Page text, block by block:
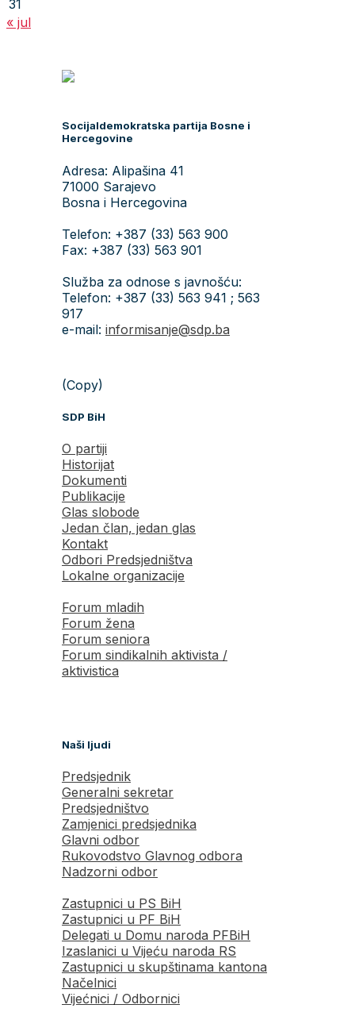
31
« jul
Socijaldemokratska partija Bosne i
Hercegovine
Adresa: Alipašina 41
71000 Sarajevo
Bosna i Hercegovina
Telefon: +387 (33) 563 900
Fax: +387 (33) 563 901
Služba za odnose s javnošću:
Telefon: +387 (33) 563 941 ; 563
917
e-mail: informisanje@sdp.ba
(Copy)
SDP BiH
O partiji
Historijat
Dokumenti
Publikacije
Glas slobode
Jedan član, jedan glas
Kontakt
Odbori Predsjedništva
Lokalne organizacije
Forum mladih
Forum žena
Forum seniora
Forum sindikalnih aktivista /
aktivistica
Naši ljudi
Predsjednik
Generalni sekretar
Predsjedništvo
Zamjenici predsjednika
Glavni odbor
Rukovodstvo Glavnog odbora
Nadzorni odbor
Zastupnici u PS BiH
Zastupnici u PF BiH
Delegati u Domu naroda PFBiH
Izaslanici u Vijeću naroda RS
Zastupnici u skupštinama kantona
Načelnici
Vijećnici / Odbornici